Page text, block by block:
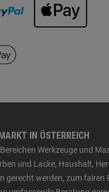
IN ÖSTERREICH
Werkzeuge und
und Lacke, Haushalt,
werden, zum